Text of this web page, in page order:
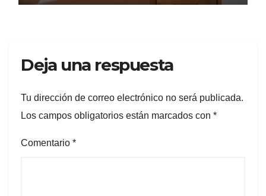
Deja una respuesta
Tu dirección de correo electrónico no será publicada.
Los campos obligatorios están marcados con *
Comentario *